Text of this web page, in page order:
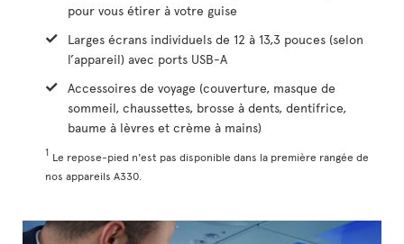
pour vous étirer à votre guise
Larges écrans individuels de 12 à 13,3 pouces (selon
l’appareil) avec ports USB-A
Accessoires de voyage (couverture, masque de
sommeil, chaussettes, brosse à dents, dentifrice,
baume à lèvres et crème à mains)
1 Le repose-pied n'est pas disponible dans la première rangée de
nos appareils A330.